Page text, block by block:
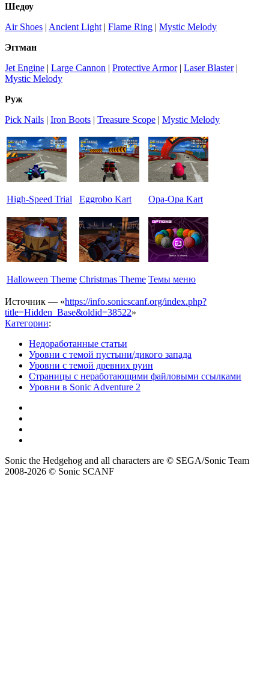
Шедоу
Air Shoes | Ancient Light | Flame Ring | Mystic Melody
Эггман
Jet Engine | Large Cannon | Protective Armor| Laser Blaster|
Mystic Melody
Руж
Pick Nails | Iron Boots | Treasure Scope | Mystic Melody
High-Speed Trial Eggrobo Kart Opa-Opa Kart
Halloween Theme Christmas Theme Темы меню
Источник — «https://info.sonicscanf.org/index.php?
title=Hidden_Base&oldid=38522»
Категории:
Недоработанные статьи
Уровни с темой пустыни/дикого запада
Уровни с темой древних руин
Страницы с неработающими файловыми ссылками
Уровни в Sonic Adventure 2
Sonic the Hedgehog and all characters are © SEGA/Sonic Team
2008-2026 © Sonic SCANF